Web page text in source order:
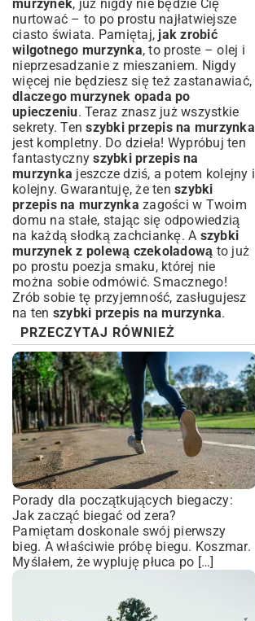
murzynek, już nigdy nie będzie Cię
nurtować – to po prostu najłatwiejsze
ciasto świata. Pamiętaj, jak zrobić
wilgotnego murzynka, to proste – olej i
nieprzesadzanie z mieszaniem. Nigdy
więcej nie będziesz się też zastanawiać,
dlaczego murzynek opada po
upieczeniu. Teraz znasz już wszystkie
sekrety. Tenszybki przepis na murzynka
jest kompletny. Do dzieła! Wypróbuj ten
fantastycznyszybki przepis na
murzynka jeszcze dziś, a potem kolejny i
kolejny. Gwarantuję, że ten szybki
przepis na murzynka zagości w Twoim
domu na stałe, stając się odpowiedzią
na każdą słodką zachciankę. A szybki
murzynek z polewą czekoladową to już
po prostu poezja smaku, której nie
można sobie odmówić. Smacznego!
Zrób sobie tę przyjemność, zasługujesz
na ten szybki przepis na murzynka.
PRZECZYTAJ RÓWNIEŻ
Porady dla początkujących biegaczy:
Jak zacząć biegać od zera?
Pamiętam doskonale swój pierwszy
bieg. A właściwie próbę biegu. Koszmar.
Myślałem, że wypluję płuca po […]